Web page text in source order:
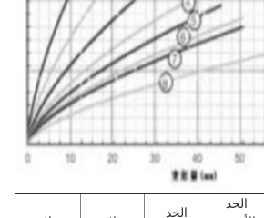
الحد
الحد